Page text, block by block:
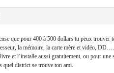
que pour 400 à 500 dollars tu peux
la mémoire, la carte mère et vidéo,
et l’installe aussi gratuitement, ou pour une
quel district se trouve ton ami.